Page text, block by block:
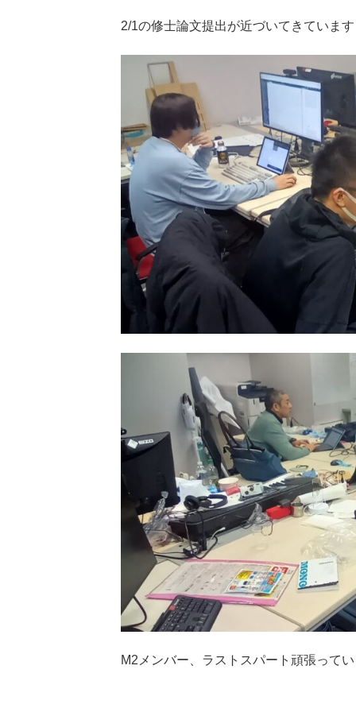
2/1の修士論文提出が近づいてきていま
M2メンバー、ラストスパート頑張って